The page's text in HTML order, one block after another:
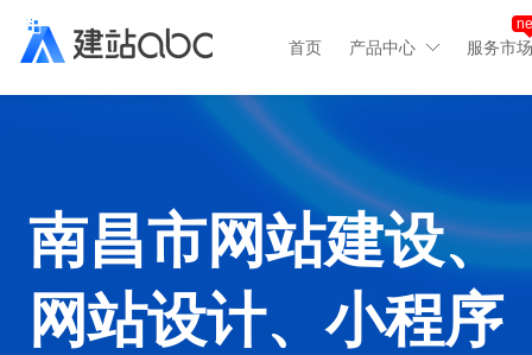
首页 产品中心 服务市场
南昌市网站建设、
网站设计、小程序